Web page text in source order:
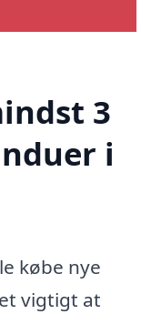
3
i
købe nye
vigtigt at